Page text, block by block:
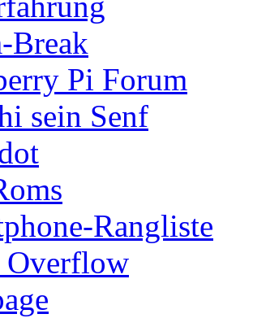
Break
Pi Forum
sein Senf
Rangliste
Overflow